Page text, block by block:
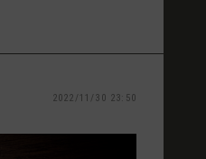
2022/11/30 23:50